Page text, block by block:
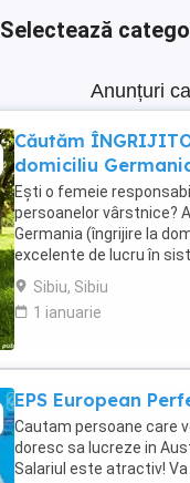
Selectează
Anunțuri
Căutăm
domiciliu
Ești o femeie
persoanelor vârstnice?
Germania (îngrijire la
excelente de lucru în
net atractiv: 1.600 ...
Sibiu, Sibiu
1 ianuarie
EPS European
Cautam persoane care
doresc sa lucreze in
Salariul este atractiv!